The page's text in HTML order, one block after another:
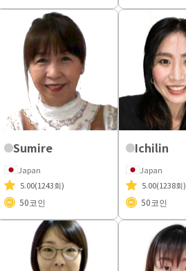
Sumire
Japan
5.00(1243회)
50코인
Ichilin
Japan
5.00(1238회)
50코인